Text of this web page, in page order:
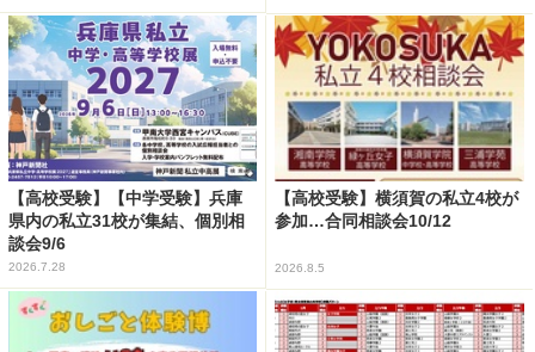
【高校受験】【中学受験】兵庫
県内の私立31校が集結、個別相
談会9/6
2026.7.28
【高校受験】横須賀の私立4校が
参加…合同相談会10/12
2026.8.5